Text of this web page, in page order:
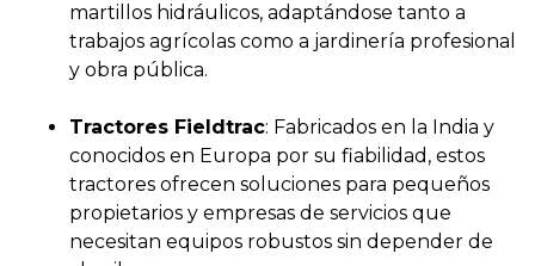
martillos hidráulicos, adaptándose tanto a
trabajos agrícolas como a jardinería profesional
y obra pública.
Tractores Fieldtrac: Fabricados en la India y
conocidos en Europa por su fiabilidad, estos
tractores ofrecen soluciones para pequeños
propietarios y empresas de servicios que
necesitan equipos robustos sin depender de